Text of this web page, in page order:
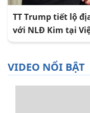
TT Trump tiết lộ
với NLĐ Kim tại
VIDEO NỔI BẬT